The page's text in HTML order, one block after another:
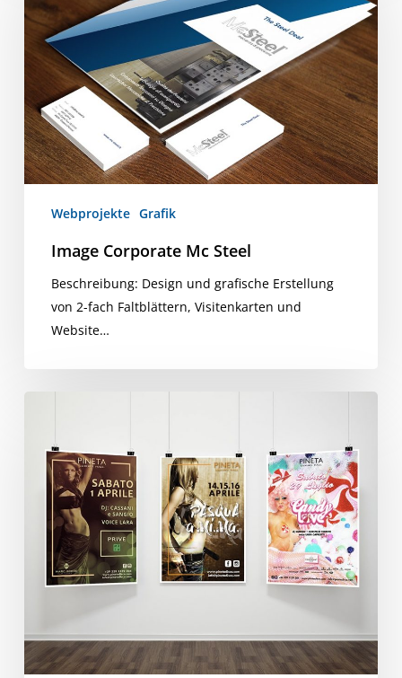
Steel
Webprojekte Grafik
Image Corporate Mc Steel
Beschreibung: Design und grafische Erstellung
von 2-fach Faltblättern, Visitenkarten und
Website…
Hall
Abendplakate
Milano
Marittima